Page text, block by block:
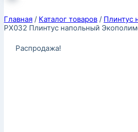
Главная / Каталог товаров / Плинтус
PX032 Плинтус напольный
Распродажа!